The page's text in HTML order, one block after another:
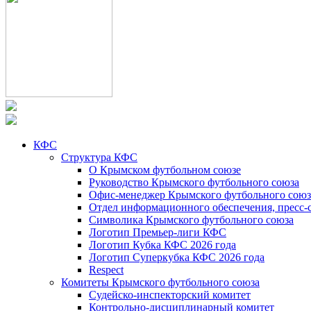
КФС
Структура КФС
О Крымском футбольном союзе
Руководство Крымского футбольного союза
Офис-менеджер Крымского футбольного
Отдел информационного обеспечения, пресс-
Символика Крымского футбольного союза
Логотип Премьер-лиги КФС
Логотип Кубка КФС 2026 года
Логотип Суперкубка КФС 2026 года
Respect
Комитеты Крымского футбольного союза
Судейско-инспекторский комитет
Контрольно-дисциплинарный комитет